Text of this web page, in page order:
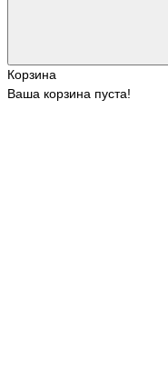
Корзина
Ваша корзина пуста!